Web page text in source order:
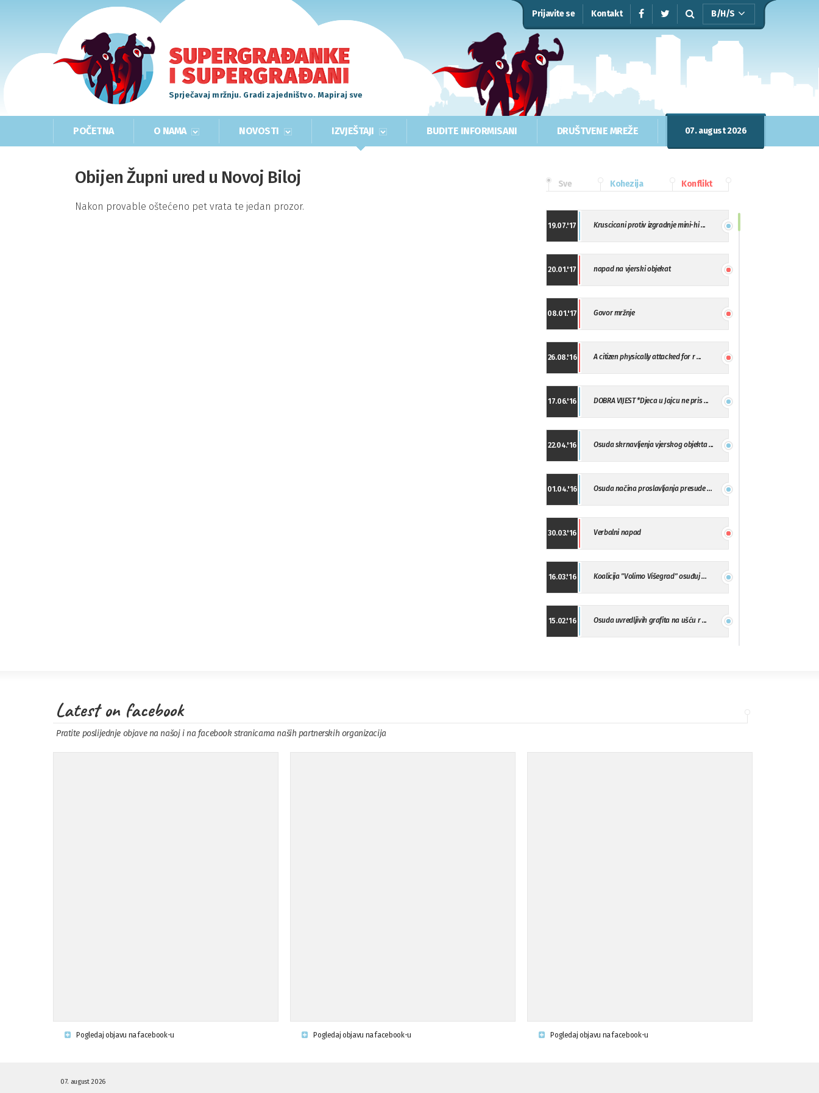
Prijavite se Kontakt B/H/S
Sprječavaj mržnju. Gradi zajedništvo. Mapiraj sve
POČETNA O NAMA NOVOSTI IZVJEŠTAJI BUDITE INFORMISANI DRUŠTVENE MREŽE 07. august 2026
Obijen Župni ured u Novoj Biloj
Nakon provable oštećeno pet vrata te jedan prozor.
Sve Kohezija Konflikt
19.07.'17 Kruscicani protiv izgradnje mini-hi ...
20.01.'17 napad na vjerski objekat
08.01.'17 Govor mržnje
26.08.'16 A citizen physically attacked for r ...
17.06.'16 DOBRA VIJEST *Djeca u Jajcu ne pris ...
22.04.'16 Osuda skrnavljenja vjerskog objekta ...
01.04.'16 Osuda načina proslavljanja presude ...
30.03.'16 Verbalni napad
16.03.'16 Koalicija "Volimo Višegrad" osuđuj ...
15.02.'16 Osuda uvredljivih grafita na ušću r ...
09.11.'15 Osuda incidenta tokom dženaze na Pe ...
Latest on facebook
Pratite poslijednje objave na našoj i na facebook stranicama naših partnerskih organizacija
Pogledaj objavu na facebook-u Pogledaj objavu na facebook-u Pogledaj objavu na facebook-u
07. august 2026